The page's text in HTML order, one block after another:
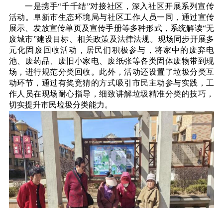
一是携手“千千结”对接社区，深入社区开展系列宣传
活动。阜新市生态环境局与社区工作人员一同，通过宣传
展示、发放宣传单页及宣传手册等多种形式，系统解读“无
废城市”建设目标、相关政策及法律法规。现场同步开展多
元化固废回收活动，居民们积极参与，将家中的废弃电
池、废药品、废旧小家电、废纸张等各类固体废物带到现
场，进行规范分类回收。此外，活动还设置了垃圾分类互
动环节，通过有奖竞猜的方式吸引市民主动参与实践，工
作人员在现场耐心指导，细致讲解垃圾精准分类的技巧，
切实提升市民垃圾分类能力。